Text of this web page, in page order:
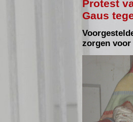
Protest
Gaus
zorgen